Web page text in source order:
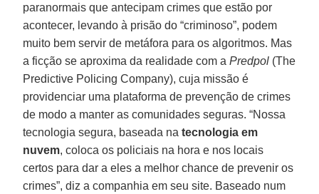
paranormais que antecipam crimes que estão por
acontecer, levando à prisão do “criminoso”, podem
muito bem servir de metáfora para os algoritmos. Mas
a ficção se aproxima da realidade com aPredpol (The
Predictive Policing Company), cuja missão é
providenciar uma plataforma de prevenção de crimes
de modo a manter as comunidades seguras. “Nossa
tecnologia segura, baseada natecnologia em
nuvem, coloca os policiais na hora e nos locais
certos para dar a eles a melhor chance de prevenir os
crimes”, diz a companhia em seu site. Baseado num